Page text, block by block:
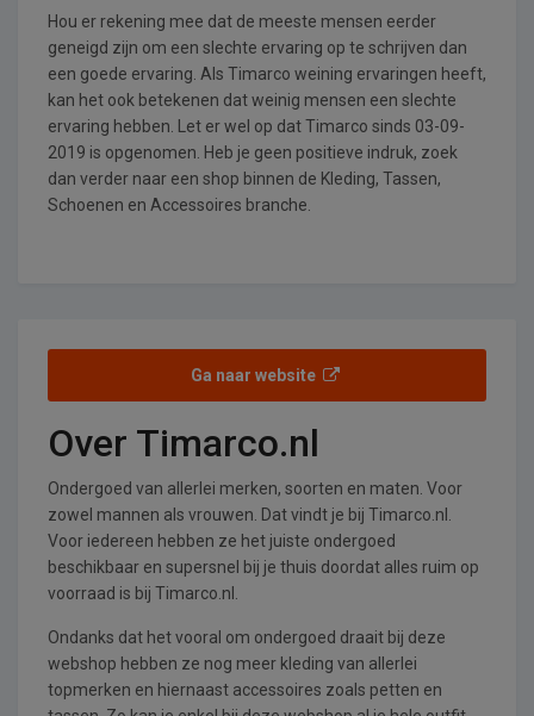
Hou er rekening mee dat de meeste mensen eerder
geneigd zijn om een slechte ervaring op te schrijven dan
een goede ervaring. Als Timarco weining ervaringen heeft,
kan het ook betekenen dat weinig mensen een slechte
ervaring hebben. Let er wel op dat Timarco sinds 03-09-
2019 is opgenomen. Heb je geen positieve indruk, zoek
dan verder naar een shop binnen de Kleding, Tassen,
Schoenen en Accessoires branche.
Ga naar website
Over Timarco.nl
Ondergoed van allerlei merken, soorten en maten. Voor
zowel mannen als vrouwen. Dat vindt je bij Timarco.nl.
Voor iedereen hebben ze het juiste ondergoed
beschikbaar en supersnel bij je thuis doordat alles ruim op
voorraad is bij Timarco.nl.
Ondanks dat het vooral om ondergoed draait bij deze
webshop hebben ze nog meer kleding van allerlei
topmerken en hiernaast accessoires zoals petten en